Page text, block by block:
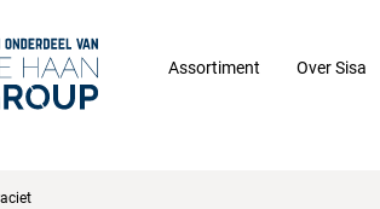
Assortiment Over Sisa